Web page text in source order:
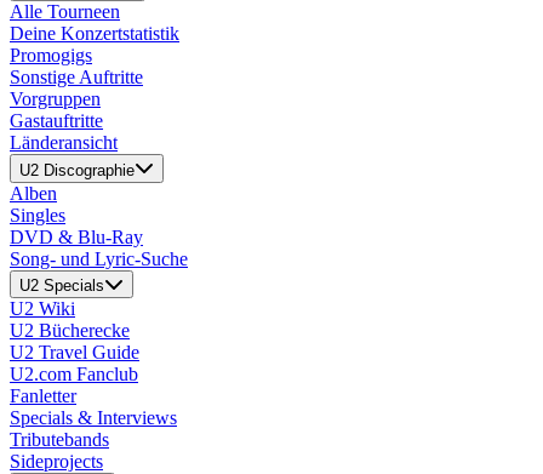
Alle Tourneen
Deine Konzertstatistik
Promogigs
Sonstige Auftritte
Vorgruppen
Gastauftritte
Länderansicht
U2 Discographie
Alben
Singles
DVD & Blu-Ray
Song- und Lyric-Suche
U2 Specials
U2 Wiki
U2 Bücherecke
U2 Travel Guide
U2.com Fanclub
Fanletter
Specials & Interviews
Tributebands
Sideprojects